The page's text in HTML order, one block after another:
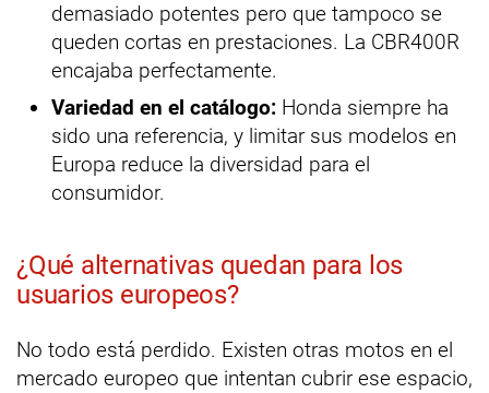
demasiado potentes pero que tampoco se
queden cortas en prestaciones. La CBR400R
encajaba perfectamente.
Variedad en el catálogo: Honda siempre ha
sido una referencia, y limitar sus modelos en
Europa reduce la diversidad para el
consumidor.
¿Qué alternativas quedan para los
usuarios europeos?
No todo está perdido. Existen otras motos en el
mercado europeo que intentan cubrir ese espacio,